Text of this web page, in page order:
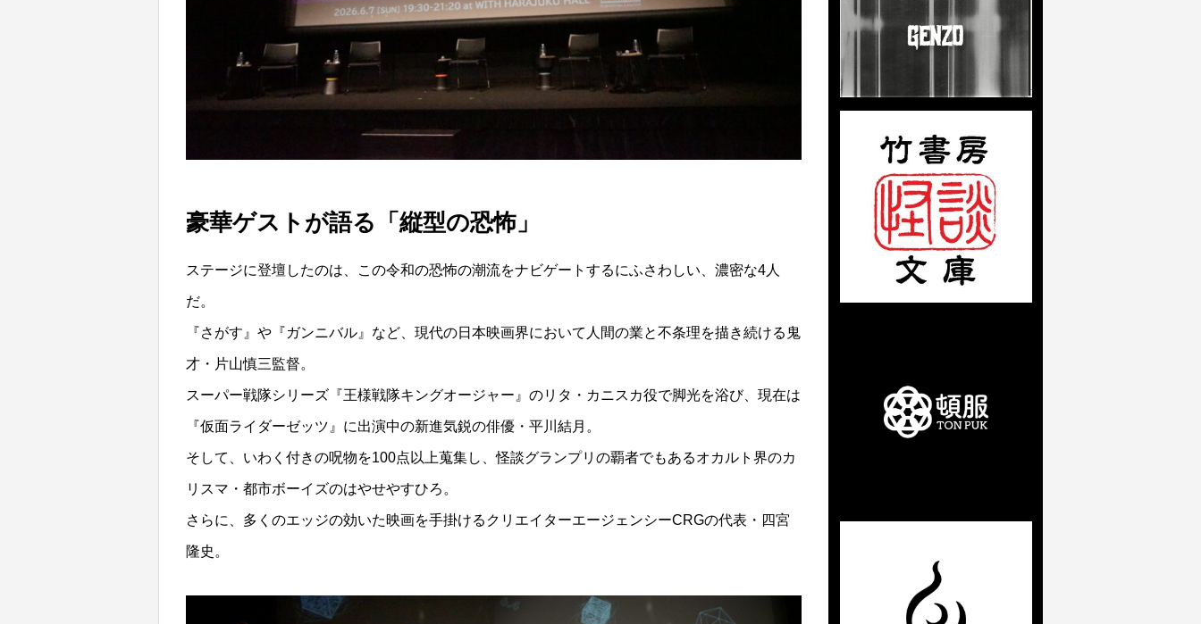
豪華ゲストが語る「縦型の恐怖」
ステージに登壇したのは、この令和の恐怖の潮流をナビゲートするにふさわしい、濃密な4人
だ。
『さがす』や『ガンニバル』など、現代の日本映画界において人間の業と不条理を描き続ける鬼
才・片山慎三監督。
スーパー戦隊シリーズ『王様戦隊キングオージャー』のリタ・カニスカ役で脚光を浴び、現在は
『仮面ライダーゼッツ』に出演中の新進気鋭の俳優・平川結月。
そして、いわく付きの呪物を100点以上蒐集し、怪談グランプリの覇者でもあるオカルト界のカ
リスマ・都市ボーイズのはやせやすひろ。
さらに、多くのエッジの効いた映画を手掛けるクリエイターエージェンシーCRGの代表・四宮
隆史。